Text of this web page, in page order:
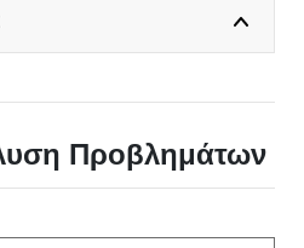
Προβλημάτων